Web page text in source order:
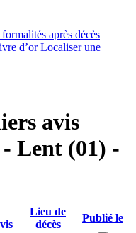
après décès
d’orLocaliser une
avis
Lent (01) -
Lieu de
décès
Publié le